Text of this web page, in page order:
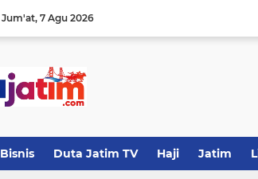
Jum'at 7 Agu 2026
Bisnis Duta Jatim TV Haji Jatim